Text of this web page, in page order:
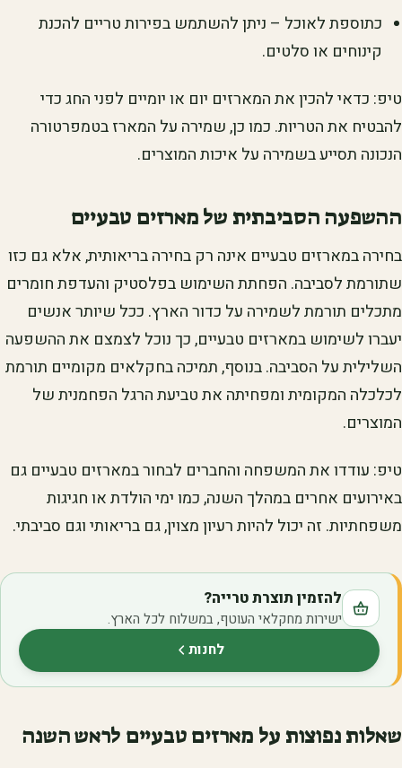
כתוספת לאוכל – ניתן להשתמש בפירות טריים להכנת
קינוחים או סלטים.
טיפ: כדאי להכין את המארזים יום או יומיים לפני החג כדי
להבטיח את הטריות. כמו כן, שמירה על המארז בטמפרטורה
הנכונה תסייע בשמירה על איכות המוצרים.
ההשפעה הסביבתית של מארזים טבעיים
בחירה במארזים טבעיים אינה רק בחירה בריאותית, אלא גם כזו
שתורמת לסביבה. הפחתת השימוש בפלסטיק והעדפת חומרים
מתכלים תורמת לשמירה על כדור הארץ. ככל שיותר אנשים
יעברו לשימוש במארזים טבעיים, כך נוכל לצמצם את ההשפעה
השלילית על הסביבה. בנוסף, תמיכה בחקלאים מקומיים תורמת
לכלכלה המקומית ומפחיתה את טביעת הרגל הפחמנית של
המוצרים.
טיפ: עודדו את המשפחה והחברים לבחור במארזים טבעיים גם
באירועים אחרים במהלך השנה, כמו ימי הולדת או חגיגות
משפחתיות. זה יכול להיות רעיון מצוין, גם בריאותי וגם סביבתי.
להזמין תוצרת טרייה?
ישירות מחקלאי העוטף, במשלוח לכל הארץ.
לחנות(נפתח בלשונית חדשה)
שאלות נפוצות על מארזים טבעיים לראש השנה